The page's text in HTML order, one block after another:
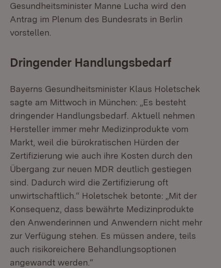
Gesundheitsminister Manne Lucha wird den
Antrag im Plenum des Bundesrats in Berlin
vorstellen.
Dringender Handlungsbedarf
Bayerns Gesundheitsminister Klaus Holetschek
sagte am Mittwoch in München: „Es besteht
dringender Handlungsbedarf. Aktuell nehmen
Hersteller immer mehr Medizinprodukte vom
Markt, weil die bürokratischen Hürden der
Zertifizierung wie auch ihre Kosten durch den
Übergang zur neuen MDR deutlich gestiegen
sind. Dadurch wird die Zertifizierung oft
unwirtschaftlich.“ Holetschek betonte: „Mit der
Konsequenz, dass bewährte Medizinprodukte
den Anwenderinnen und Anwendern nicht mehr
zur Verfügung stehen. Es müssen andere, teils
auch risikoreichere Behandlungsoptionen
angewandt werden.“